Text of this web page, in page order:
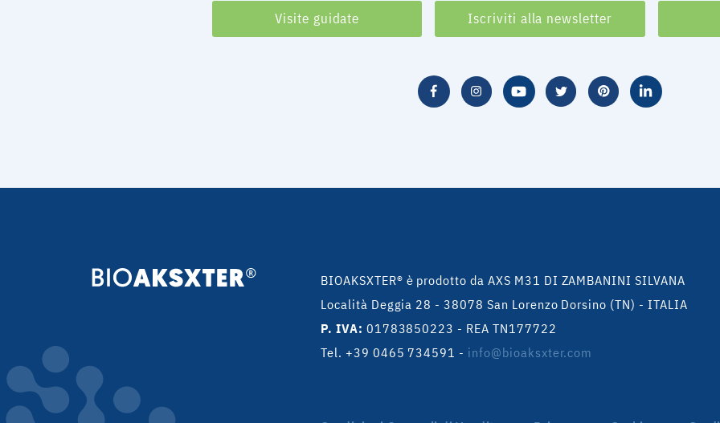
Visite guidate Iscriviti alla newsletter
BIOAKSXTER® è prodotto da AXS M31 DI ZAMBANINI SILVANA
Località Deggia 28 - 38078 San Lorenzo Dorsino (TN) - ITALIA
P. IVA: 01783850223 - REA TN177722
Tel. +39 0465 734591 - info@bioaksxter.com